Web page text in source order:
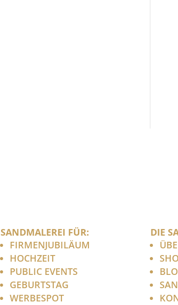
SANDMALEREI FÜR:
FIRMENJUBILÄUM
HOCHZEIT
PUBLIC EVENTS
GEBURTSTAG
WERBESPOT
DIE